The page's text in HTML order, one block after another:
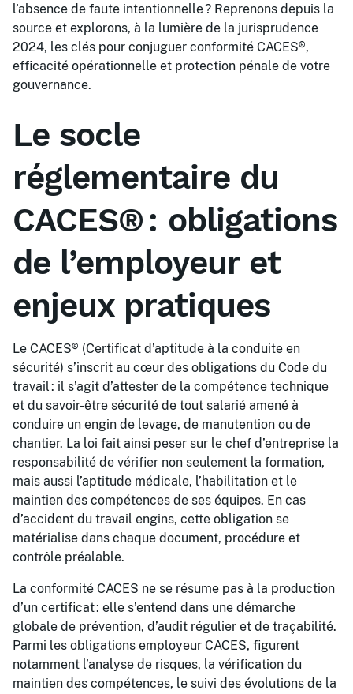
l’absence de faute intentionnelle ? Reprenons depuis la
source et explorons, à la lumière de la jurisprudence
2024, les clés pour conjuguer conformité CACES®,
efficacité opérationnelle et protection pénale de votre
gouvernance.
Le socle
réglementaire du
CACES® : obligations
de l’employeur et
enjeux pratiques
Le CACES® (Certificat d’aptitude à la conduite en
sécurité) s’inscrit au cœur des obligations du Code du
travail : il s’agit d’attester de la compétence technique
et du savoir-être sécurité de tout salarié amené à
conduire un engin de levage, de manutention ou de
chantier. La loi fait ainsi peser sur le chef d’entreprise la
responsabilité de vérifier non seulement la formation,
mais aussi l’aptitude médicale, l’habilitation et le
maintien des compétences de ses équipes. En cas
d’accident du travail engins, cette obligation se
matérialise dans chaque document, procédure et
contrôle préalable.
La conformité CACES ne se résume pas à la production
d’un certificat : elle s’entend dans une démarche
globale de prévention, d’audit régulier et de traçabilité.
Parmi les obligations employeur CACES, figurent
notamment l’analyse de risques, la vérification du
maintien des compétences, le suivi des évolutions de la